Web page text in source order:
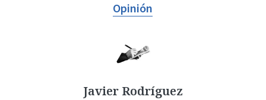
Opinión
Javier Rodríguez